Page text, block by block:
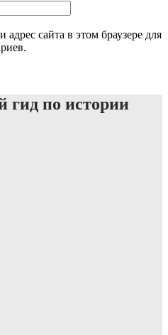
сайта в этом браузере для
гид по истории